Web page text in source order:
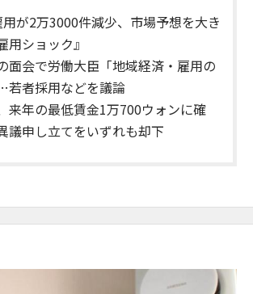
が2万3000件減少、市場予想を大き
用ショック』
面会で労働大臣「地域経済・雇用の
若者採用などを議論
来年の最低賃金1万700ウォンに確
議申し立てをいずれも却下